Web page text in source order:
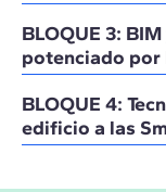
BLOQUE 3:
potenciado por
BLOQUE 4:
edificio a las